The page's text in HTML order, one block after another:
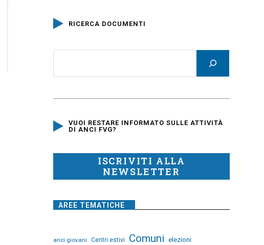
RICERCA DOCUMENTI
VUOI RESTARE INFORMATO SULLE ATTIVITÀ
DI ANCI FVG?
ISCRIVITI ALLA
NEWSLETTER
AREE TEMATICHE
anci giovani Centri estivi Comuni elezioni